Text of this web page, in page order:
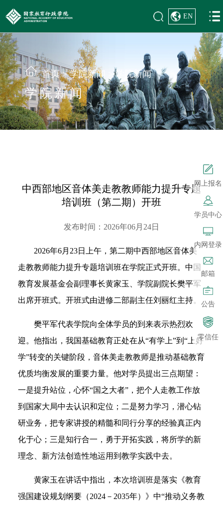
网上报名
学员中心
内网登录
邮箱
公告
零信任
EN
首页>学院新闻 >学院新闻
学院新闻
中西部地区音体美走教教师能力提升专题
培训班（第二期）开班
发布时间：2026年06月24日
2026年6月23日上午，第二期中西部地区音体美
走教教师能力提升专题培训班在学院正式开班。中国
教育发展基金会副理事长黄家玉、学院副院长樊平军
出席开班式。开班式由进修二部副主任刘丽红主持。
樊平军代表学院向全体学员的到来表示热烈欢
迎。他指出，我国基础教育正处在从“有学上”到“上好
学”转变的关键阶段，音体美走教教师是推动基础教育
优质均衡发展的重要力量。他对学员提出三点期望：
一是提升站位，心怀“国之大者”，把个人走教工作放
到国家大局中去认识和定位；二是努力学习，潜心钻
研业务，把专家讲授的精髓和同行分享的经验真正内
化于心；三是知行合一，勇于开拓实践，将所学的新
理念、新方法创造性地运用到教学实践中去。
黄家玉在讲话中指出，本次培训班是落实《教育
强国建设规划纲要（2024－2035年）》中“推动义务教